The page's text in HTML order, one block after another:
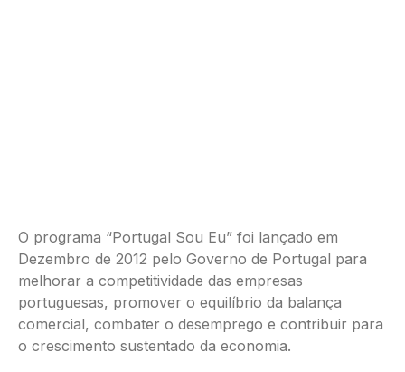
O programa “Portugal Sou Eu” foi lançado em
Dezembro de 2012 pelo Governo de Portugal para
melhorar a competitividade das empresas
portuguesas, promover o equilíbrio da balança
comercial, combater o desemprego e contribuir para
o crescimento sustentado da economia.